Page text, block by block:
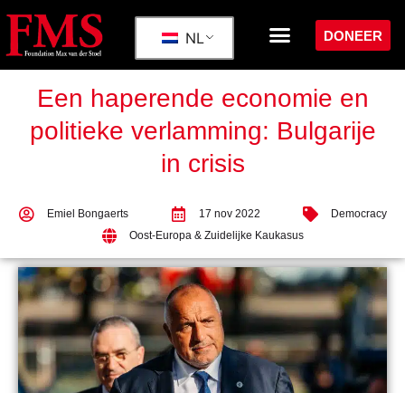
NL DONEER
Een haperende economie en
politieke verlamming: Bulgarije
in crisis
Emiel Bongaerts 17 nov 2022
Democracy
Oost-Europa & Zuidelijke Kaukasus